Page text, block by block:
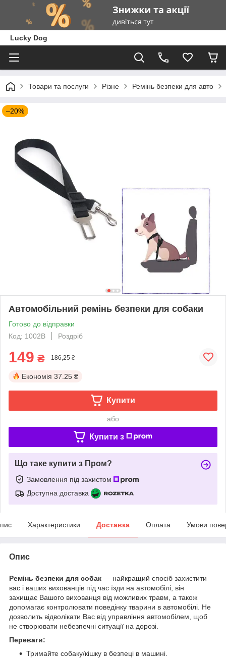
Lucky Dog
Товари та послуги Різне Ремінь безпеки для авто
–20%
Автомобільний ремінь безпеки для собаки
Готово до відправки
Код: 1002B
Роздріб
149 ₴ 186,25 ₴
Економія 37.25 ₴
Купити
або
Купити з
Що таке купити з Пром?
Замовлення під захистом
Доступна доставка
Характеристики Доставка Оплата Умови
Опис
Ремінь безпеки для собак — найкращий спосіб захистити
вас і ваших вихованців під час їзди на автомобілі, він
захищає Вашого вихованця від можливих травм, а також
допомагає контролювати поведінку тварини в автомобілі. Не
дозволить відволікати Вас від управління автомобілем, щоб
не створювати небезпечні ситуації на дорозі.
Переваги:
Тримайте собаку/кішку в безпеці в машині.